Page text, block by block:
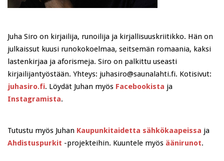
Juha Siro on kirjailija, runoilija ja kirjallisuuskriitikko. Hän on
julkaissut kuusi runokokoelmaa, seitsemän romaania, kaksi
lastenkirjaa ja aforismeja. Siro on palkittu useasti
kirjailijantyöstään. Yhteys: juhasiro@saunalahti.fi. Kotisivut:
juhasiro.fi. Löydät Juhan myös Facebookista ja
Instagramista.
Tutustu myös Juhan Kaupunkitaidetta sähkökaapeissa ja
Ahdistuspurkit -projekteihin. Kuuntele myös äänirunot.